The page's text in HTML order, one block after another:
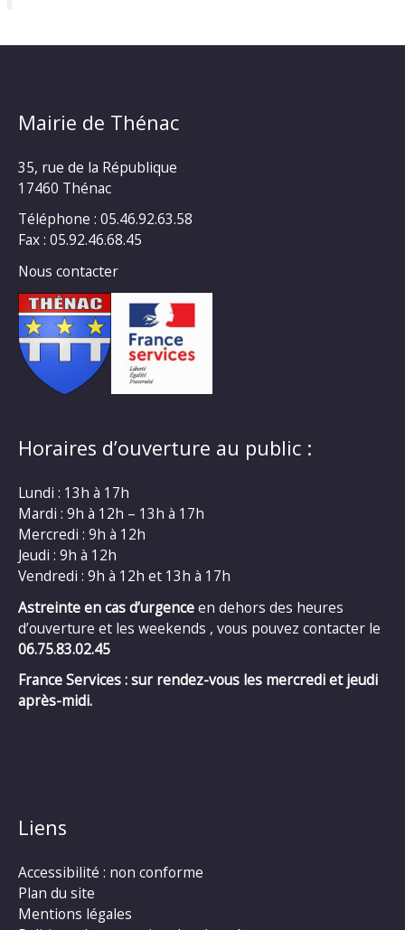
Mairie de Thénac
35, rue de la République
17460 Thénac
Téléphone : 05.46.92.63.58
Fax : 05.92.46.68.45
Nous contacter
Horaires d’ouverture au public :
Lundi : 13h à 17h
Mardi : 9h à 12h – 13h à 17h
Mercredi : 9h à 12h
Jeudi : 9h à 12h
Vendredi : 9h à 12h et 13h à 17h
Astreinte en cas d’urgenceen dehors des heures
d’ouverture et les weekends , vous pouvez contacter le
06.75.83.02.45
France Services : sur rendez-vous les mercredi et jeudi
après-midi.
Liens
Accessibilité : non conforme
Plan du site
Mentions légales